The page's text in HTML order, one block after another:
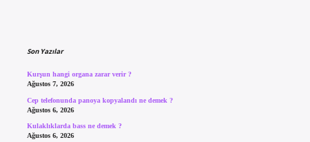
Son Yazılar
Kurşun hangi organa zarar verir ?
Ağustos 7, 2026
Cep telefonunda panoya kopyalandı ne demek ?
Ağustos 6, 2026
Kulaklıklarda bass ne demek ?
Ağustos 6, 2026